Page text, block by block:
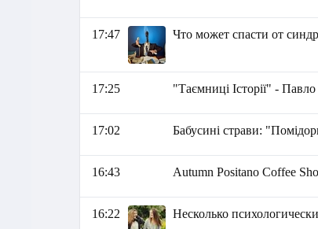
17:47 Что может спасти от
17:25 "Таємниці Історії" -
17:02 Бабусині страви:
16:43 Autumn Positano Coffee
16:22 Несколько